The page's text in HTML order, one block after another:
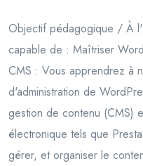
Objectif pédagogique / À
capable de : Maîtriser
CMS : Vous apprendrez à
d'administration de
gestion de contenu (CMS)
électronique tels que
gérer, et organiser le